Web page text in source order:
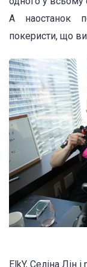
А наостанок
покеристи, що
ElkY, Селіна Лін